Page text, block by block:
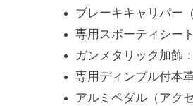
ブレーキキャリパー
専用スポーティシー
ガンメタリック加飾
専用ディンプル付本
アルミペダル（アク